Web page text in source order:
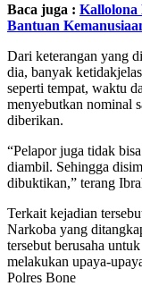
Baca juga : Kallolona
Bantuan
Dari keterangan yang
dia, banyak
seperti tempat, waktu
menyebutkan nominal
diberikan.
“Pelapor juga tidak
diambil. Sehingga
dibuktikan,” terang
Terkait kejadian
Narkoba yang
tersebut berusaha
melakukan upaya-
Polres Bone